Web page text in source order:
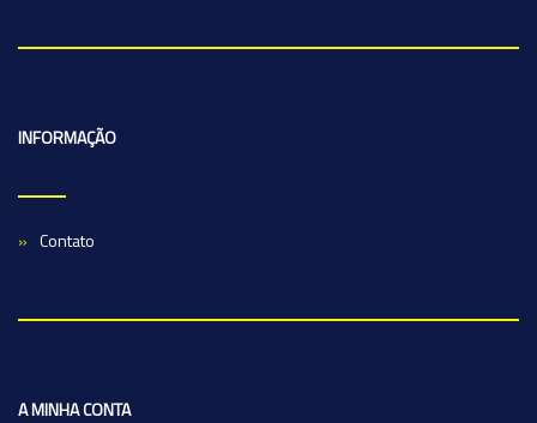
INFORMAÇÃO
Contato
A MINHA CONTA